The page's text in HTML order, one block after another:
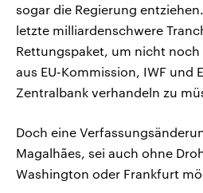
sogar die Regierung
letzte milliardenschwere
Rettungspaket, um nicht noch
aus EU-Kommission, IWF und
Zentralbank verhandeln zu
Doch eine
Magalhães, sei auch ohne
Washington oder Frankfurt